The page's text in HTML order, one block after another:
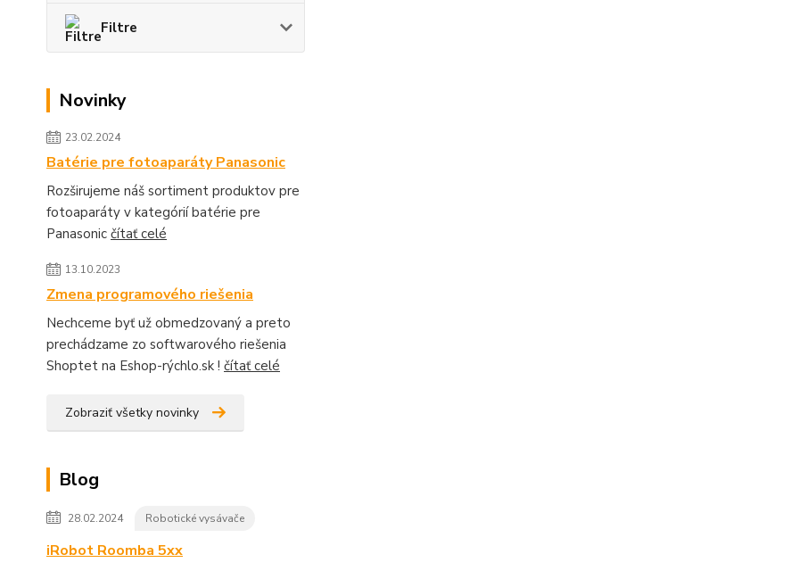
Filtre
Novinky
23.02.2024
Batérie pre fotoaparáty Panasonic
Rozširujeme náš sortiment produktov pre
fotoaparáty v kategórií batérie pre
Panasonic čítať celé
13.10.2023
Zmena programového riešenia
Nechceme byť už obmedzovaný a preto
prechádzame zo softwarového riešenia
Shoptet na Eshop-rýchlo.sk ! čítať celé
Zobraziť všetky novinky
Blog
28.02.2024 Robotické vysávače
iRobot Roomba 5xx